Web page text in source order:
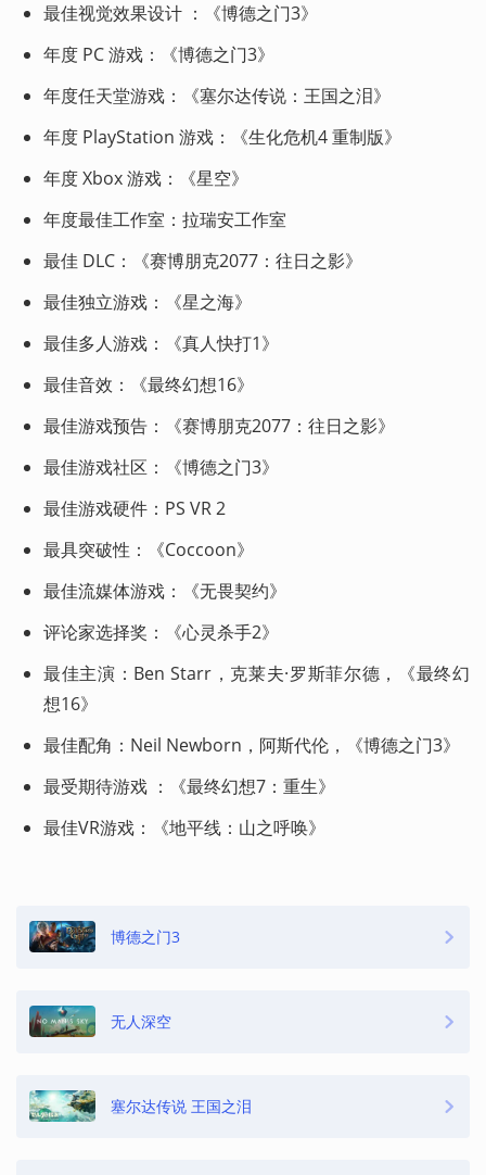
最佳视觉效果设计 ：《博德之门3》
年度 PC 游戏：《博德之门3》
年度任天堂游戏：《塞尔达传说：王国之泪》
年度 PlayStation 游戏：《生化危机4 重制版》
年度 Xbox 游戏：《星空》
年度最佳工作室：拉瑞安工作室
最佳 DLC：《赛博朋克2077：往日之影》
最佳独立游戏：《星之海》
最佳多人游戏：《真人快打1》
最佳音效：《最终幻想16》
最佳游戏预告：《赛博朋克2077：往日之影》
最佳游戏社区：《博德之门3》
最佳游戏硬件：PS VR 2
最具突破性：《Coccoon》
最佳流媒体游戏：《无畏契约》
评论家选择奖：《心灵杀手2》
最佳主演：Ben Starr，克莱夫·罗斯菲尔德，《最终幻
想16》
最佳配角：Neil Newborn，阿斯代伦，《博德之门3》
最受期待游戏 ：《最终幻想7：重生》
最佳VR游戏：《地平线：山之呼唤》
博德之门3
无人深空
塞尔达传说 王国之泪